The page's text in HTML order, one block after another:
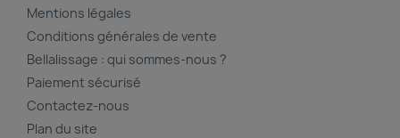
Mentions légales
Conditions générales de vente
Bellalissage : qui sommes-nous ?
Paiement sécurisé
Contactez-nous
Plan du site